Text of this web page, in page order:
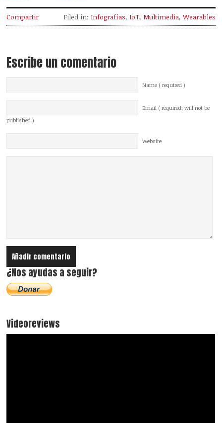
Compartir Filed in: Infografías, IoT, Multimedia,Wearables
Escribe un comentario
Name ( required )
Email ( required; will not be
published )
Website
¿Nos ayudas a seguir?
Videoreviews